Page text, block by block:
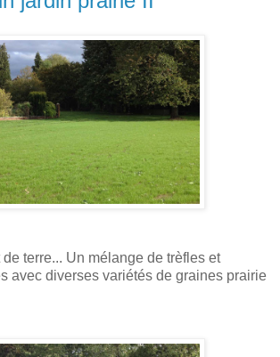
de terre... Un mélange de trèfles et
avec diverses variétés de graines prairie